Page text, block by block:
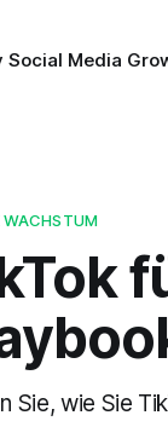
Social Media
WACHSTUM
Sie, wie Sie